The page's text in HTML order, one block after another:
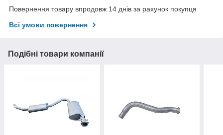
Повернення товару впродовж 14 днів за рахунок покупця
Всі умови повернення
Подібні товари компанії